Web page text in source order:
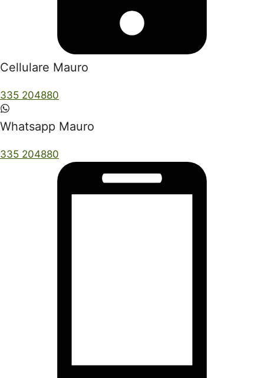
Cellulare Mauro
335 204880
Whatsapp Mauro
335 204880